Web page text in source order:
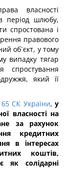
власності
період шлюбу,
спростована і
правового
об`єкт, у тому
випадку тягар
спростування
який її
65 СК України,у
власності на
за рахунок
кредитних
в інтересах
коштів,
як солідарні